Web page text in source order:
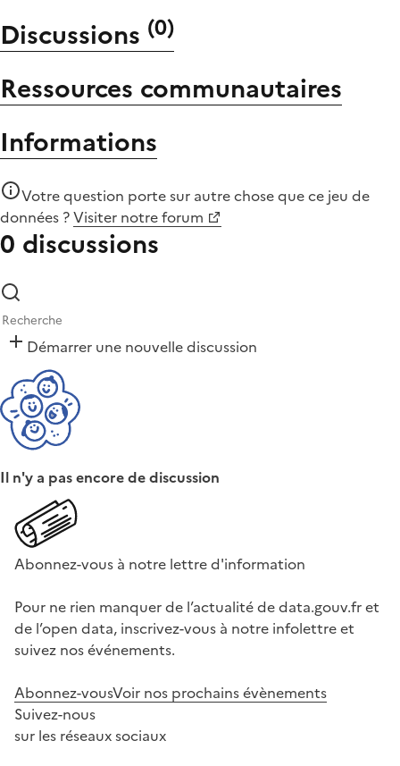
Discussions (0)
Ressources communautaires
Informations
Votre question porte sur autre chose quece jeu de
données ?Visiter notre forum
0 discussions
Démarrer une nouvelle discussion
Il n'y a pas encore de discussion
Abonnez-vous à notre lettre d'information
Pour ne rien manquer de l’actualité de data.gouv.fr et
de l’open data, inscrivez-vous à notre infolettre et
suivez nos événements.
Abonnez-vousVoir nos prochains évènements
Suivez-nous
sur les réseaux sociaux